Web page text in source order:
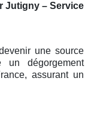
Jutigny – Service
une source
un dégorgement
assurant un